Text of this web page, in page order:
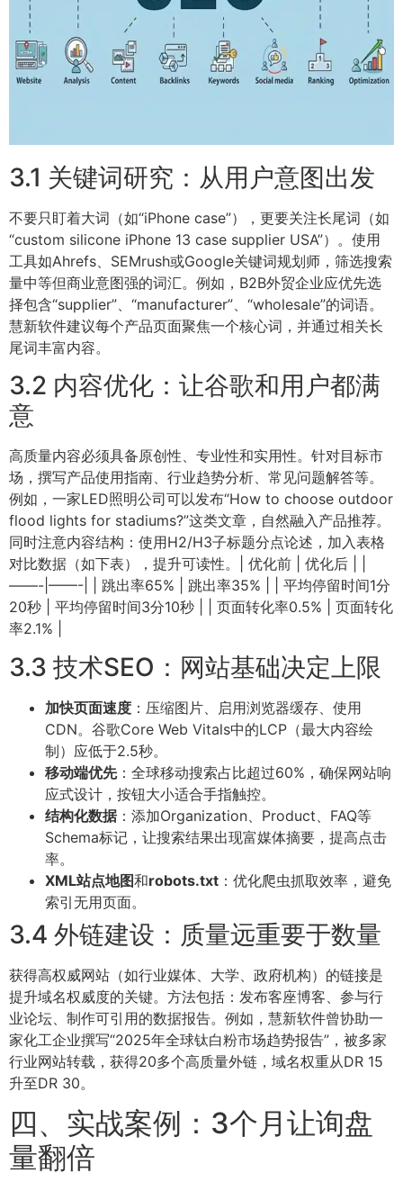
3.1 关键词研究：从用户意图出发
不要只盯着大词（如“iPhone case”），更要关注长尾词（如
“custom silicone iPhone 13 case supplier USA”）。使用
工具如Ahrefs、SEMrush或Google关键词规划师，筛选搜索
量中等但商业意图强的词汇。例如，B2B外贸企业应优先选
择包含“supplier”、“manufacturer”、“wholesale”的词语。
慧新软件建议每个产品页面聚焦一个核心词，并通过相关长
尾词丰富内容。
3.2 内容优化：让谷歌和用户都满
意
高质量内容必须具备原创性、专业性和实用性。针对目标市
场，撰写产品使用指南、行业趋势分析、常见问题解答等。
例如，一家LED照明公司可以发布“How to choose outdoor
flood lights for stadiums?”这类文章，自然融入产品推荐。
同时注意内容结构：使用H2/H3子标题分点论述，加入表格
对比数据（如下表），提升可读性。| 优化前 | 优化后 | |
——-|——-| | 跳出率65% | 跳出率35% | | 平均停留时间1分
20秒 | 平均停留时间3分10秒 | | 页面转化率0.5% | 页面转化
率2.1% |
3.3 技术SEO：网站基础决定上限
加快页面速度 ：压缩图片、启用浏览器缓存、使用
CDN。谷歌Core Web Vitals中的LCP（最大内容绘
制）应低于2.5秒。
移动端优先：全球移动搜索占比超过60%，确保网站响
应式设计，按钮大小适合手指触控。
结构化数据：添加Organization、Product、FAQ等
Schema标记，让搜索结果出现富媒体摘要，提高点击
率。
XML站点地图和robots.txt ：优化爬虫抓取效率，避免
索引无用页面。
3.4 外链建设：质量远重要于数量
获得高权威网站（如行业媒体、大学、政府机构）的链接是
提升域名权威度的关键。方法包括：发布客座博客、参与行
业论坛、制作可引用的数据报告。例如，慧新软件曾协助一
家化工企业撰写“2025年全球钛白粉市场趋势报告”，被多家
行业网站转载，获得20多个高质量外链，域名权重从DR 15
升至DR 30。
四、实战案例：3个月让询盘
量翻倍